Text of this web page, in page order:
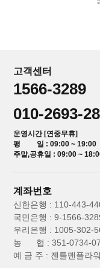
고객센터
1566-3289
010-2693-
운영시간 [연중무휴]
평 일 : 09:00 ~ 19:00
주말,공휴일 : 09:00 ~
계좌번호
신한은행 : 110-443-
국민은행 : 9-1566-
우리은행 : 1005-302-
농 협 : 351-0734-
예 금 주 : 젠틀맨플라